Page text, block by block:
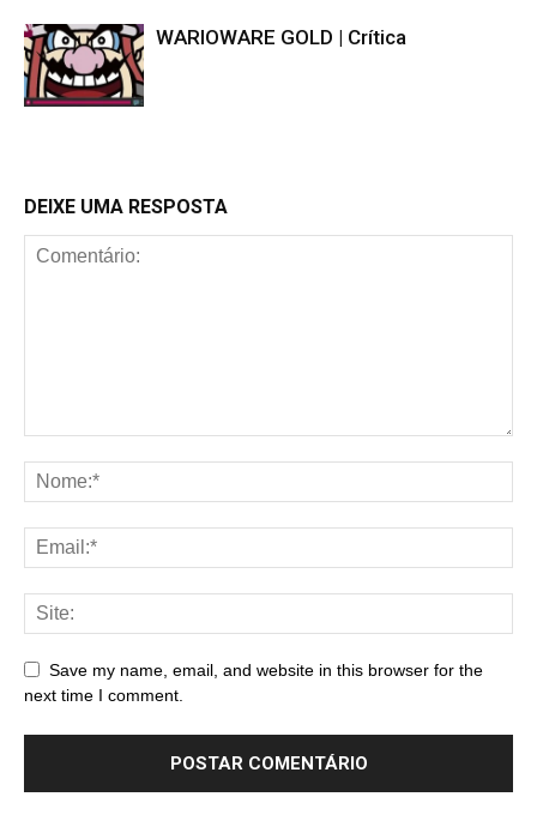
WARIOWARE GOLD | Crítica
DEIXE UMA RESPOSTA
Save my name, email, and website in this browser for the
next time I comment.